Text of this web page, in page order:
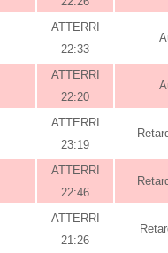
ATTERRI
22:33
ATTERRI
22:20
ATTERRI
23:19
ATTERRI
22:46
ATTERRI
21:26